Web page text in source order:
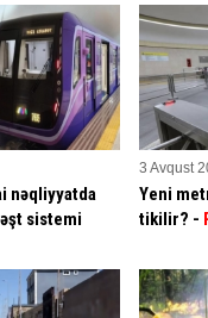
nəqliyyatda
sistemi
3 Avqust
Yeni
tikilir? -